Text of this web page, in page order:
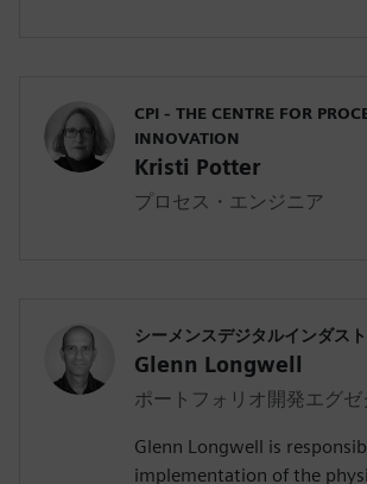
CPI - THE CENTRE FOR
INNOVATION
Kristi Potter
プロセス・エンジニア
シーメンスデジタルインダス
Glenn Longwell
ポートフォリオ開発エグゼ
Glenn Longwell is
implementation of the